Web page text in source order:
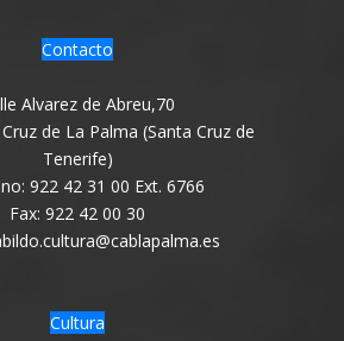
Contacto
Alvarez de Abreu,70
de La Palma (Santa Cruz de
Tenerife)
922 42 31 00 Ext. 6766
Fax: 922 42 00 30
Cultura